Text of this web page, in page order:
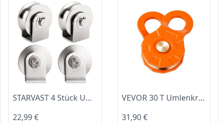
STARVAST 4 Stück Umlenkrolle Seilwinde, Edelstahl Umlenkrollen für Seile Stahlseil, Umlenkrolle Klein für Seile, Seilrolle mit 2 Kugellager
22,99 €
VEVOR 30 T Umlenkrolle für Seilwinde, Flaschenzugsystem, Forstseilwinde, Heberolle, Seilrolle, Offroad-Bergezubehör zum Abschleppen und Bergen auf Lkw, Traktoren, Geländefahrzeugen & UTVs
31,90 €